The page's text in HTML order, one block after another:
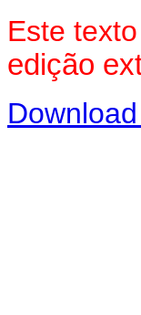
Este
edição